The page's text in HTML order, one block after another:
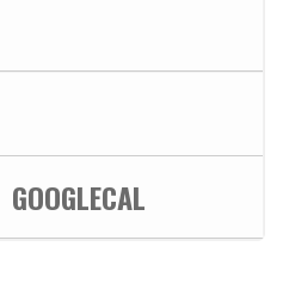
GOOGLECAL